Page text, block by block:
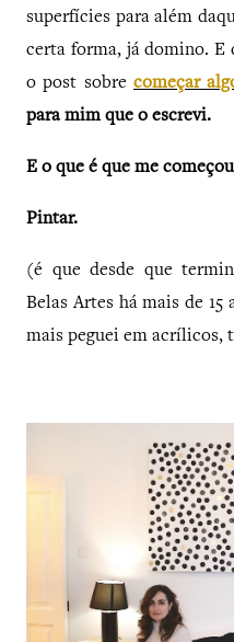
superfícies para além
certa forma, já domino. E
o post sobre começar
para mim que o escrevi.
E o que é que me
Pintar.
(é que desde que
Belas Artes há mais de
mais peguei em acrílicos,